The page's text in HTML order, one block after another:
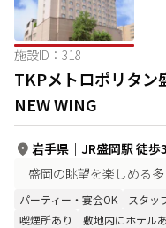
施設ID： 318
TKPメトロポリタン
NEW WING
岩手県 ｜ JR盛岡駅 徒歩
盛岡の眺望を楽しめる
パーティー・宴会OK スタッ
喫煙所あり
敷地内にホテル